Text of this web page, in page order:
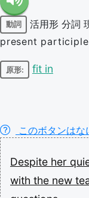
動詞 活用形 分詞
present
原形: fit in
このボタンはな
Despite her
with the new